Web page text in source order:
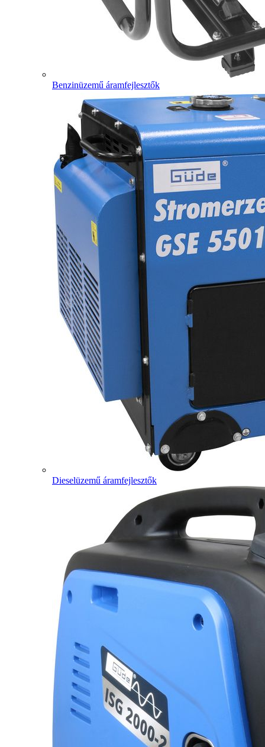
Benzinüzemű áramfejlesztők
Dieselüzemű áramfejlesztők